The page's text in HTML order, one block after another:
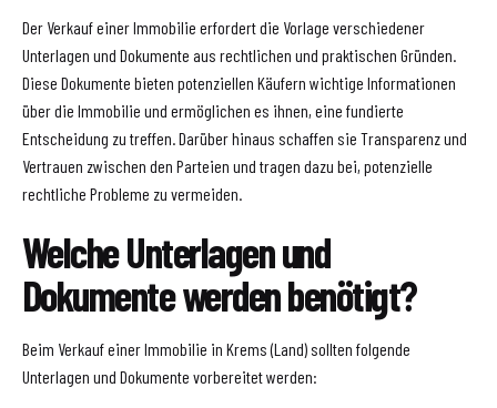
Der Verkauf einer Immobilie erfordert die Vorlage verschiedener
Unterlagen und Dokumente aus rechtlichen und praktischen Gründen.
Diese Dokumente bieten potenziellen Käufern wichtige Informationen
über die Immobilie und ermöglichen es ihnen, eine fundierte
Entscheidung zu treffen. Darüber hinaus schaffen sie Transparenz und
Vertrauen zwischen den Parteien und tragen dazu bei, potenzielle
rechtliche Probleme zu vermeiden.
Welche Unterlagen und
Dokumente werden benötigt?
Beim Verkauf einer Immobilie in Krems (Land) sollten folgende
Unterlagen und Dokumente vorbereitet werden: